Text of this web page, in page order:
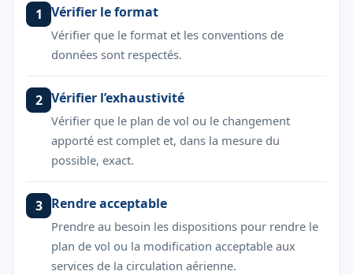
1 Vérifier le format
Vérifier que le format et les conventions de
données sont respectés.
2 Vérifier l’exhaustivité
Vérifier que le plan de vol ou le changement
apporté est complet et, dans la mesure du
possible, exact.
3 Rendre acceptable
Prendre au besoin les dispositions pour rendre le
plan de vol ou la modification acceptable aux
services de la circulation aérienne.